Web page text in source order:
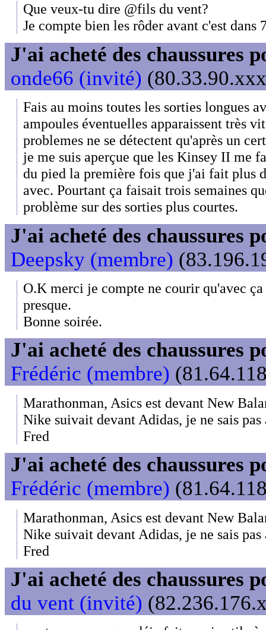
Que veux-tu dire @fils du vent?
Je compte bien les rôder avant c'est dans
J'ai acheté des chaussures
onde66 (invité)
Fais au moins toutes les sorties longues
ampoules éventuelles apparaissent très
problemes ne se détectent qu'après un
je me suis aperçue que les Kinsey II me
du pied la première fois que j'ai fait plus
avec. Pourtant ça faisait trois semaines
problème sur des sorties plus courtes.
J'ai acheté des chaussures
Deepsky (membre)
O.K merci je compte ne courir qu'avec
presque.
Bonne soirée.
J'ai acheté des chaussures
Frédéric (membre)
Marathonman, Asics est devant New
Nike suivait devant Adidas, je ne sais
Fred
J'ai acheté des chaussures
Frédéric (membre)
Marathonman, Asics est devant New
Nike suivait devant Adidas, je ne sais
Fred
J'ai acheté des chaussures
du vent (invité)